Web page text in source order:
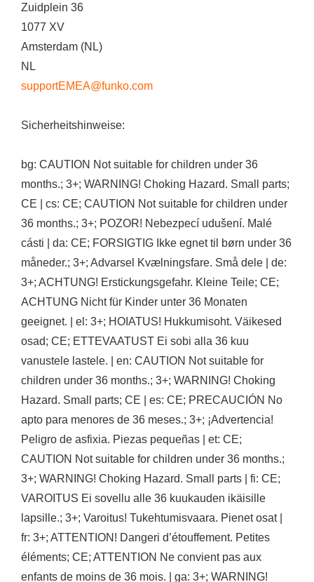
Zuidplein 36
1077 XV
Amsterdam (NL)
NL
supportEMEA@funko.com
Sicherheitshinweise:
bg: CAUTION Not suitable for children under 36
months.; 3+; WARNING! Choking Hazard. Small parts;
CE | cs: CE; CAUTION Not suitable for children under
36 months.; 3+; POZOR! Nebezpecí udušení. Malé
cásti | da: CE; FORSIGTIG Ikke egnet til børn under 36
måneder.; 3+; Advarsel Kvælningsfare. Små dele | de:
3+; ACHTUNG! Erstickungsgefahr. Kleine Teile; CE;
ACHTUNG Nicht für Kinder unter 36 Monaten
geeignet. | el: 3+; HOIATUS! Hukkumisoht. Väikesed
osad; CE; ETTEVAATUST Ei sobi alla 36 kuu
vanustele lastele. | en: CAUTION Not suitable for
children under 36 months.; 3+; WARNING! Choking
Hazard. Small parts; CE | es: CE; PRECAUCIÓN No
apto para menores de 36 meses.; 3+; ¡Advertencia!
Peligro de asfixia. Piezas pequeñas | et: CE;
CAUTION Not suitable for children under 36 months.;
3+; WARNING! Choking Hazard. Small parts | fi: CE;
VAROITUS Ei sovellu alle 36 kuukauden ikäisille
lapsille.; 3+; Varoitus! Tukehtumisvaara. Pienet osat |
fr: 3+; ATTENTION! Dangeri d’étouffement. Petites
éléments; CE; ATTENTION Ne convient pas aux
enfants de moins de 36 mois. | ga: 3+; WARNING!